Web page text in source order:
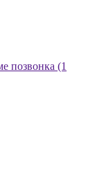
позвонка (1